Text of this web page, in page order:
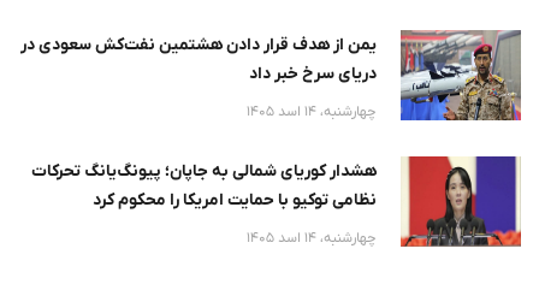
یمن از هدف قرار دادن هشتمین نفت‌کش سعودی در
دریای سرخ خبر داد
چهارشنبه، 14 اسد 1405
هشدار کوریای شمالی به جاپان؛ پیونگ‌یانگ تحرکات
نظامی توکیو با حمایت امریکا را محکوم کرد
چهارشنبه، 14 اسد 1405